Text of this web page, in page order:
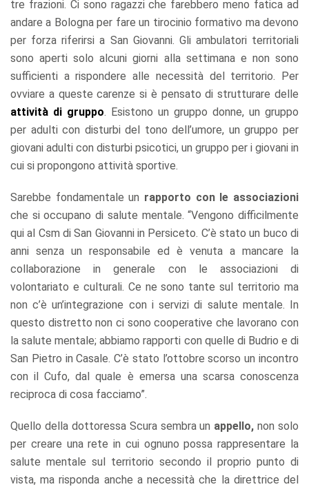
tre frazioni. Ci sono ragazzi che farebbero meno fatica ad
andare a Bologna per fare un tirocinio formativo ma devono
per forza riferirsi a San Giovanni. Gli ambulatori territoriali
sono aperti solo alcuni giorni alla settimana e non sono
sufficienti a rispondere alle necessità del territorio. Per
ovviare a queste carenze si è pensato di strutturare delle
attività di gruppo. Esistono un gruppo donne, un gruppo
per adulti con disturbi del tono dell’umore, un gruppo per
giovani adulti con disturbi psicotici, un gruppo per i giovani in
cui si propongono attività sportive.
Sarebbe fondamentale un rapporto con le associazioni
che si occupano di salute mentale. “Vengono difficilmente
qui al Csm di San Giovanni in Persiceto. C’è stato un buco di
anni senza un responsabile ed è venuta a mancare la
collaborazione in generale con le associazioni di
volontariato e culturali. Ce ne sono tante sul territorio ma
non c’è un’integrazione con i servizi di salute mentale. In
questo distretto non ci sono cooperative che lavorano con
la salute mentale; abbiamo rapporti con quelle di Budrio e di
San Pietro in Casale. C’è stato l’ottobre scorso un incontro
con il Cufo, dal quale è emersa una scarsa conoscenza
reciproca di cosa facciamo”.
Quello della dottoressa Scura sembra un appello, non solo
per creare una rete in cui ognuno possa rappresentare la
salute mentale sul territorio secondo il proprio punto di
vista, ma risponda anche a necessità che la direttrice del